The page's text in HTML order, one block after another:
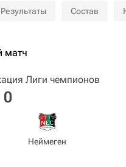
Результаты Состав
матч
Лиги чемпионов
0
Неймеген